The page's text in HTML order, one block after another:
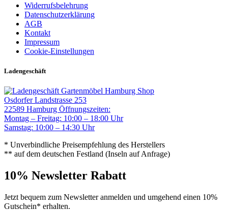
Widerrufsbelehrung
Datenschutzerklärung
AGB
Kontakt
Impressum
Cookie-Einstellungen
Ladengeschäft
Gartenmöbel Hamburg Shop
Osdorfer Landstrasse 253
22589 Hamburg Öffnungszeiten:
Montag – Freitag: 10:00 – 18:00 Uhr
Samstag: 10:00 – 14:30 Uhr
* Unverbindliche Preisempfehlung des Herstellers
** auf dem deutschen Festland (Inseln auf Anfrage)
10% Newsletter Rabatt
Jetzt bequem zum Newsletter anmelden und umgehend einen 10%
Gutschein* erhalten.